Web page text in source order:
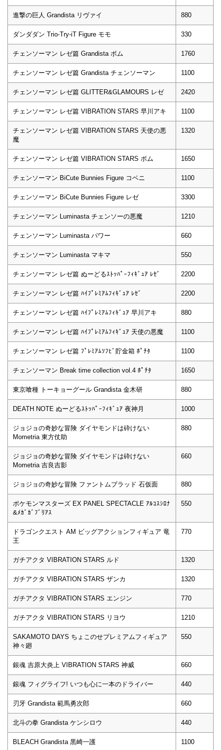
進撃の巨人 Grandista リヴァイ 880
ダンダダン Trio-Try-iT Figure モモ 330
チェンソーマン レゼ篇 Grandista ボム 1760
チェンソーマン レゼ篇 Grandista チェンソーマン 1100
チェンソーマン レゼ篇 GLITTER&GLAMOURS レゼ 2420
チェンソーマン レゼ篇 VIBRATION STARS 早川アキ 1100
チェンソーマン レゼ篇 VIBRATION STARS 天使の悪
魔
1320
チェンソーマン レゼ篇 VIBRATION STARS ボム 1650
チェンソーマン BiCute Bunnies Figure コベニ 1100
チェンソーマン BiCute Bunnies Figure レゼ 3300
チェンソーマン Luminasta チェンソーの悪魔 1210
チェンソーマン Luminasta パワー 660
チェンソーマン Luminasta マキマ 550
チェンソーマン レゼ篇 ぬーどるｽﾄｯﾊﾟｰﾌｨｷﾞｭｱ ﾚｾﾞ 2200
チェンソーマン レゼ篇 ﾊｲﾌﾟﾚﾐｱﾑﾌｨｷﾞｭｱ ﾚｾﾞ 2200
チェンソーマン レゼ篇 ﾊｲﾌﾟﾚﾐｱﾑﾌｨｷﾞｭｱ 早川アキ 880
チェンソーマン レゼ篇 ﾊｲﾌﾟﾚﾐｱﾑﾌｨｷﾞｭｱ 天使の悪魔 1100
チェンソーマン レゼ篇 ﾌﾟﾚﾐｱﾑｿﾌﾋﾞ貯金箱 ﾎﾟﾁﾀ 1100
チェンソーマン Break time collection vol.4 ﾎﾟﾁﾀ 1650
東京喰種 トーキョーグール Grandista 金木研 880
DEATH NOTE ぬーどるｽﾄｯﾊﾟｰﾌｨｷﾞｭｱ 夜神月 1000
ジョジョの奇妙な冒険 ダイヤモンドは砕けない
Mometria 東方仗助
880
ジョジョの奇妙な冒険 ダイヤモンドは砕けない
Mometria 吉良吉影
660
ジョジョの奇妙な冒険 ファントムブラッド 石仮面 880
ポケモンマスターズ EX PANEL SPECTACLE ｱﾙｺｽｼﾛﾅ
&ﾒｶﾞｶﾞﾌﾞﾘｱｽ
550
ドラゴンクエスト AM ビッグアクションフィギュア 竜
王
770
ガチアクタ VIBRATION STARS ルド 1320
ガチアクタ VIBRATION STARS ザンカ 1320
ガチアクタ VIBRATION STARS エンジン 770
ガチアクタ VIBRATION STARS リヨウ 1210
SAKAMOTO DAYS ちょこのせプレミアムフィギュア
神々廻
550
銀魂 吉原大炎上 VIBRATION STARS 神威 660
銀魂 フィグライフ! いつも心に一本のドライバー 440
刃牙 Grandista 範馬勇次郎 660
北斗の拳 Grandista ケンシロウ 440
BLEACH Grandista 黒崎一護 1100